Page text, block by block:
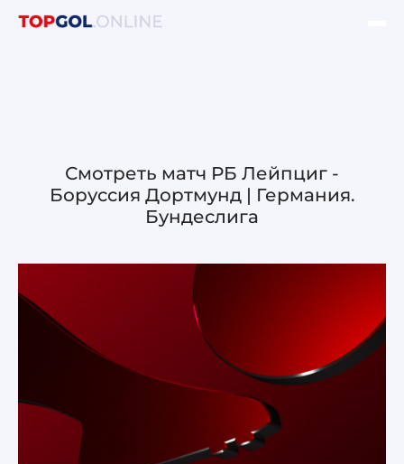
ОБЗОРЫ ЛЧ УЕФА
ОБЗОРЫ ЛЕ УЕФА
Лига чемпионов УЕФА
Лига Европы УЕФА
Лига конференций УЕФА
Лига 1, Чемпионат Франции
Смотреть матч РБ Лейпциг -
Боруссия Дортмунд | Германия.
Бундеслига